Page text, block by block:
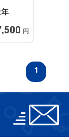
円
1